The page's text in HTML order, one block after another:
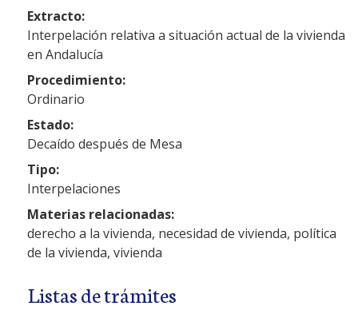
Extracto:
Interpelación relativa a situación actual de la vivienda
en Andalucía
Procedimiento:
Ordinario
Estado:
Decaído después de Mesa
Tipo:
Interpelaciones
Materias relacionadas:
derecho a la vivienda, necesidad de vivienda, política
de la vivienda, vivienda
Listas de trámites